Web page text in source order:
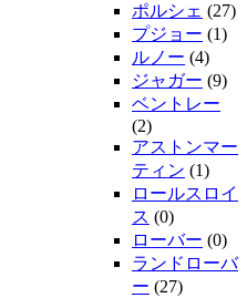
ポルシェ (27)
プジョー (1)
ルノー (4)
ジャガー (9)
ベントレー
(2)
アストンマー
ティン (1)
ロールスロイ
ス (0)
ローバー (0)
ランドローバ
ー (27)